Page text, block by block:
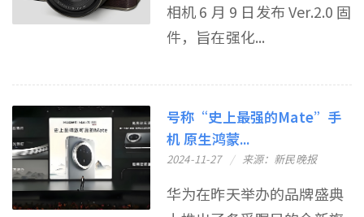
相机 6 月 9 日发布 Ver.2.0 固
件，旨在强化...
号称“史上最强的Mate”手
机 原生鸿蒙...
2024-11-27 来源：新民晚报
华为在昨天举办的品牌盛典